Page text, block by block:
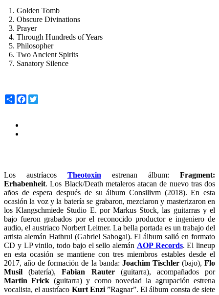
1. Golden Tomb
2. Obscure Divinations
3. Prayer
4. Through Hundreds of Years
5. Philosopher
6. Two Ancient Spirits
7. Sanatory Silence
ShareFacebook
Los austríacos Theotoxin estrenan álbum: Fragment:
Erhabenheit. Los Black/Death metaleros atacan de nuevo tras dos
años de espera después de su álbum Consilivm (2018). En esta
ocasión la voz y la batería se grabaron, mezclaron y masterizaron en
los Klangschmiede Studio E. por Markus Stock, las guitarras y el
bajo fueron grabados por el reconocido productor e ingeniero de
audio, el austriaco Norbert Leitner. La bella portada es un trabajo del
artista alemán Hathrul (Gabriel Sabogal). El álbum salió en formato
CD y LP vinilo, todo bajo el sello alemán AOP Records. El lineup
en esta ocasión se mantiene con tres miembros estables desde el
2017, año de formación de la banda: Joachim Tischler(bajo),Flo
Musil (batería),Fabian Rauter(guitarra), acompañados por
Martin Frick (guitarra) y como novedad la agrupación estrena
vocalista, el austríaco Kurt Enzi”Ragnar”. El álbum consta de siete